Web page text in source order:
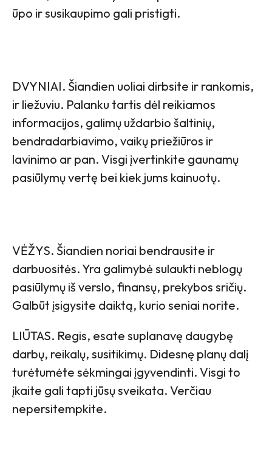
ūpo ir susikaupimo gali pristigti.
DVYNIAI. Šiandien uoliai dirbsite ir rankomis,
ir liežuviu. Palanku tartis dėl reikiamos
informacijos, galimų uždarbio šaltinių,
bendradarbiavimo, vaikų priežiūros ir
lavinimo ar pan. Visgi įvertinkite gaunamų
pasiūlymų vertę bei kiek jums kainuotų.
VĖŽYS. Šiandien noriai bendrausite ir
darbuositės. Yra galimybė sulaukti neblogų
pasiūlymų iš verslo, finansų, prekybos sričių.
Galbūt įsigysite daiktą, kurio seniai norite.
LIŪTAS. Regis, esate suplanavę daugybę
darbų, reikalų, susitikimų. Didesnę planų dalį
turėtumėte sėkmingai įgyvendinti. Visgi to
įkaite gali tapti jūsų sveikata. Verčiau
nepersitempkite.